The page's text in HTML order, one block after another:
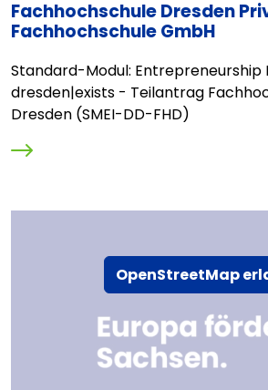
Fachhochschule Dresden
Fachhochschule GmbH
Standard-Modul: Entrepreneurship
dresden|exists - Teilantrag
Dresden (SMEI-DD-FHD)
OpenStreetMap